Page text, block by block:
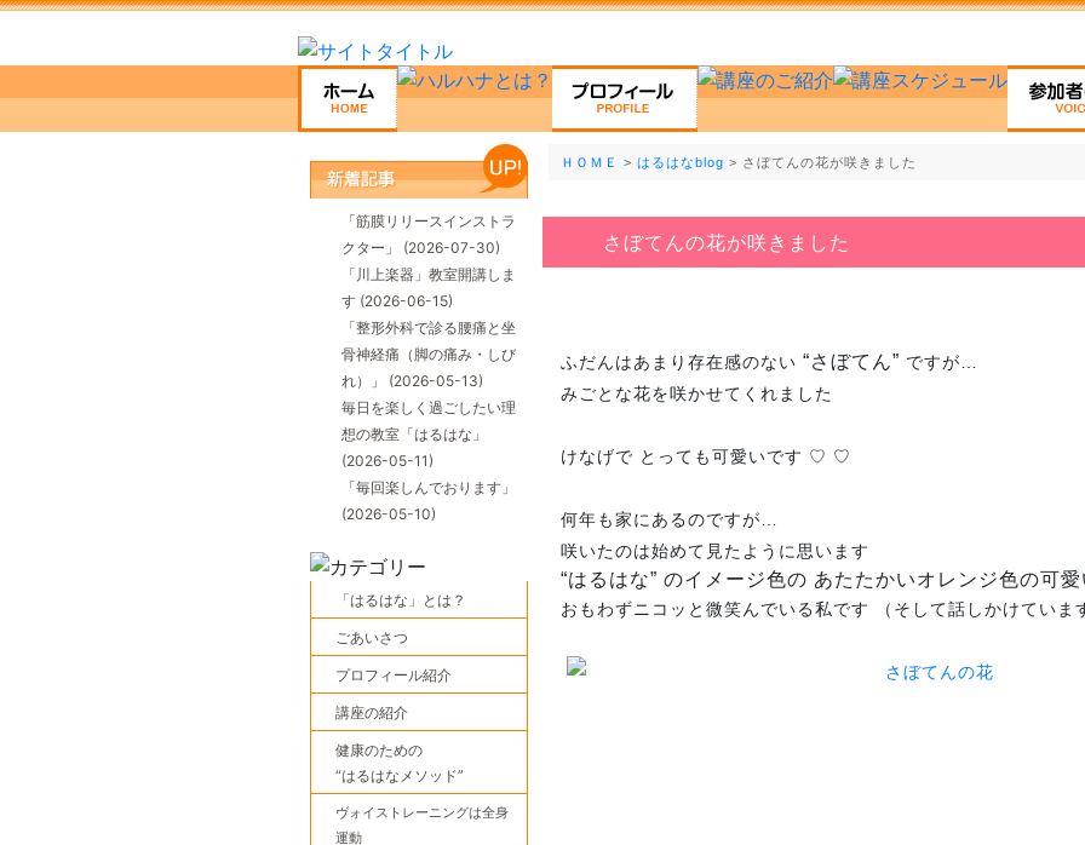
ＨＯＭＥ > はるはなblog > さぼてんの花が咲きました
さぼてんの花が咲きました
ふだんはあまり存在感のない “さぼてん” ですが…
みごとな花を咲かせてくれました
けなげで とっても可愛いです ♡ ♡
何年も家にあるのですが…
咲いたのは始めて見たように思います
“はるはな” のイメージ色の あたたかいオレンジ色の可
おもわずニコッと微笑んでいる私です （そして話しかけていま
「筋膜リリースインストラ
クター」 (2026-07-30)
「川上楽器」教室開講しま
す (2026-06-15)
「整形外科で診る腰痛と坐
骨神経痛（脚の痛み・しび
れ）」 (2026-05-13)
毎日を楽しく過ごしたい理
想の教室「はるはな」
(2026-05-11)
「毎回楽しんでおります」
(2026-05-10)
「はるはな」とは？
ごあいさつ
プロフィール紹介
講座の紹介
健康のための
“はるはなメソッド”
ヴォイストレーニングは全身
運動